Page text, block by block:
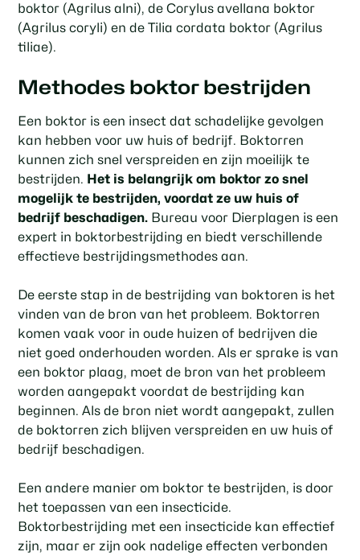
boktor (Agrilus alni), de Corylus avellana boktor
(Agrilus coryli) en de Tilia cordata boktor (Agrilus
tiliae).
Methodes boktor bestrijden
Een boktor is een insect dat schadelijke gevolgen
kan hebben voor uw huis of bedrijf. Boktorren
kunnen zich snel verspreiden en zijn moeilijk te
bestrijden. Het is belangrijk om boktor zo snel
mogelijk te bestrijden, voordat ze uw huis of
bedrijf beschadigen. Bureau voor Dierplagen is een
expert in boktorbestrijding en biedt verschillende
effectieve bestrijdingsmethodes aan.
De eerste stap in de bestrijding van boktoren is het
vinden van de bron van het probleem. Boktorren
komen vaak voor in oude huizen of bedrijven die
niet goed onderhouden worden. Als er sprake is van
een boktor plaag, moet de bron van het probleem
worden aangepakt voordat de bestrijding kan
beginnen. Als de bron niet wordt aangepakt, zullen
de boktorren zich blijven verspreiden en uw huis of
bedrijf beschadigen.
Een andere manier om boktor te bestrijden, is door
het toepassen van een insecticide.
Boktorbestrijding met een insecticide kan effectief
zijn, maar er zijn ook nadelige effecten verbonden